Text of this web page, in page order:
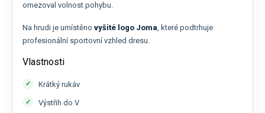
omezoval volnost pohybu.
Na hrudi je umístěno vyšité logo Joma, které podtrhuje
profesionální sportovní vzhled dresu.
Vlastnosti
Krátký rukáv
Výstřih do V